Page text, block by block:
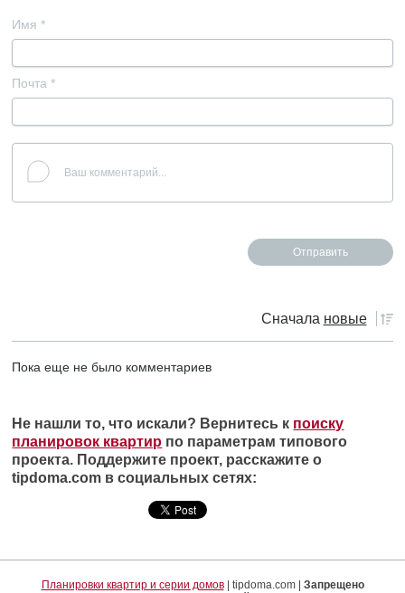
Имя *
Почта *
Сначала новые
Пока еще не было комментариев
Не нашли то, что искали? Вернитесь к поиску
планировок квартир по параметрам типового
проекта. Поддержите проект, расскажите о
tipdoma.com в социальных сетях:
Планировки квартир и серии домов| tipdoma.com | Запрещено